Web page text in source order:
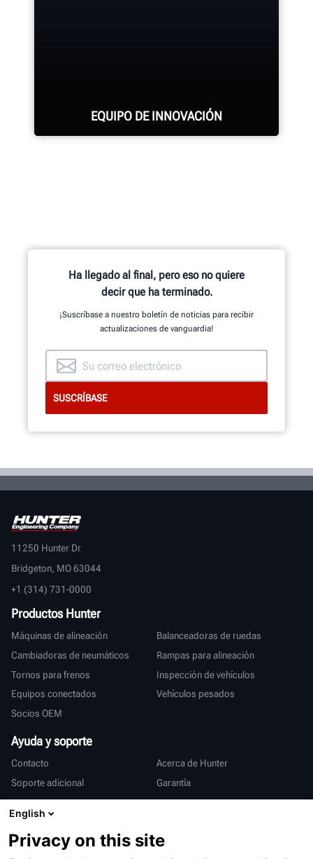
EQUIPO DE INNOVACIÓN
investigación y desarrollo de
ingenieros mecánicos, eléctricos y
de software.
ECHE UN VISTAZO AL INTERIOR
Ha llegado al final, pero eso no quiere
decir que ha terminado.
¡Suscríbase a nuestro boletín de noticias para recibir
actualizaciones de vanguardia!
11250 Hunter Dr
Bridgeton, MO 63044
+1 (314) 731-0000
Productos Hunter
Máquinas de alineación
Balanceadoras de ruedas
Cambiadoras de neumáticos
Rampas para alineación
Tornos para frenos
Inspección de vehículos
Equipos conectados
Vehículos pesados
Socios OEM
Ayuda y soporte
Contacto
Acerca de Hunter
Soporte adicional
Garantía
Internacional
Ventas y servicio
English
Privacy on this site